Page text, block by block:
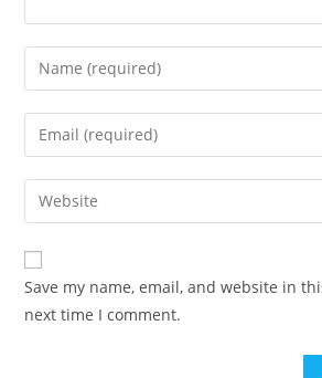
Enter
your
name
comment
Enter
your
email
address
comment
Enter
your
website
URL
(optional)
Save my name, email, and website in
next time I comment.